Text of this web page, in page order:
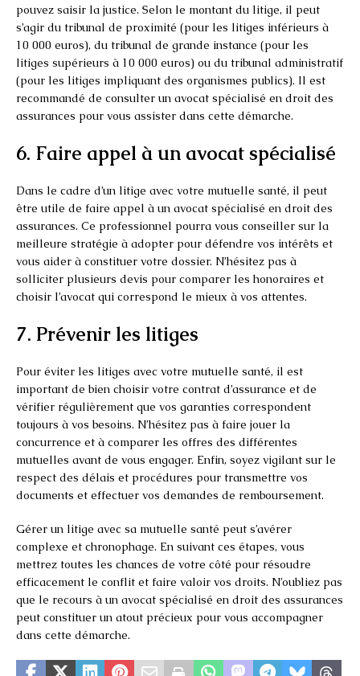
pouvez saisir la justice. Selon le montant du litige, il peut
s’agir du tribunal de proximité (pour les litiges inférieurs à
10 000 euros), du tribunal de grande instance (pour les
litiges supérieurs à 10 000 euros) ou du tribunal administratif
(pour les litiges impliquant des organismes publics). Il est
recommandé de consulter un avocat spécialisé en droit des
assurances pour vous assister dans cette démarche.
6. Faire appel à un avocat spécialisé
Dans le cadre d’un litige avec votre mutuelle santé, il peut
être utile de faire appel à un avocat spécialisé en droit des
assurances. Ce professionnel pourra vous conseiller sur la
meilleure stratégie à adopter pour défendre vos intérêts et
vous aider à constituer votre dossier. N’hésitez pas à
solliciter plusieurs devis pour comparer les honoraires et
choisir l’avocat qui correspond le mieux à vos attentes.
7. Prévenir les litiges
Pour éviter les litiges avec votre mutuelle santé, il est
important de bien choisir votre contrat d’assurance et de
vérifier régulièrement que vos garanties correspondent
toujours à vos besoins. N’hésitez pas à faire jouer la
concurrence et à comparer les offres des différentes
mutuelles avant de vous engager. Enfin, soyez vigilant sur le
respect des délais et procédures pour transmettre vos
documents et effectuer vos demandes de remboursement.
Gérer un litige avec sa mutuelle santé peut s’avérer
complexe et chronophage. En suivant ces étapes, vous
mettrez toutes les chances de votre côté pour résoudre
efficacement le conflit et faire valoir vos droits. N’oubliez pas
que le recours à un avocat spécialisé en droit des assurances
peut constituer un atout précieux pour vous accompagner
dans cette démarche.